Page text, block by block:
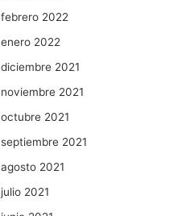
febrero 2022
enero 2022
diciembre 2021
noviembre 2021
octubre 2021
septiembre 2021
agosto 2021
julio 2021